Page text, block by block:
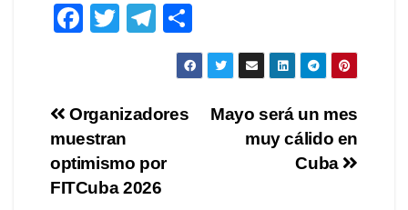
F
e
b
o
o
T
er
T
el
gr
m
h
ar
Post
navigation
Mayo será un mes
muy cálido en
Cuba
Organizadores
muestran
optimismo por
FITCuba 2026